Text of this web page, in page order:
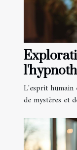
être
L'esprit
de mystères et